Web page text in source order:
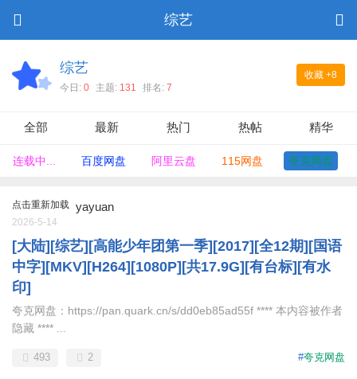
综艺
收藏 +8
综艺
今日: 0 主题: 131 排名: 7
全部 最新 热门 热帖 精华
连载中... 百度网盘 阿里云盘 115网盘 夸克网盘
点击重新加载 yayuan
2026-5-14
[大陆][综艺][高能少年团第一季][2017][全12期][国语
中字][MKV][H264][1080P][共17.9G][有台标][有水
印]
夸克网盘：https://pan.quark.cn/s/dd0eb85ad55f **** 本内容被作者
隐藏 **** ...
#夸克网盘
493 2